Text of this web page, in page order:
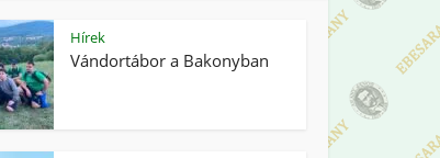
Hírek
Vándortábor a Bakonyban